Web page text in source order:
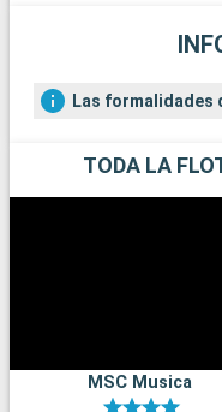
Las formalidades
TODA LA
MSC Musica